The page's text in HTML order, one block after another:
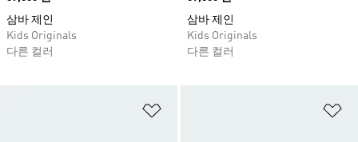
삼바 제인
Kids Originals
다른 컬러
삼바 제인
Kids Originals
다른 컬러